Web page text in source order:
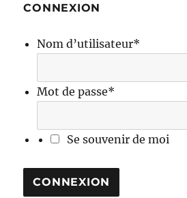
CONNEXION
Nom d’utilisateur*
Mot de passe*
Se souvenir de moi